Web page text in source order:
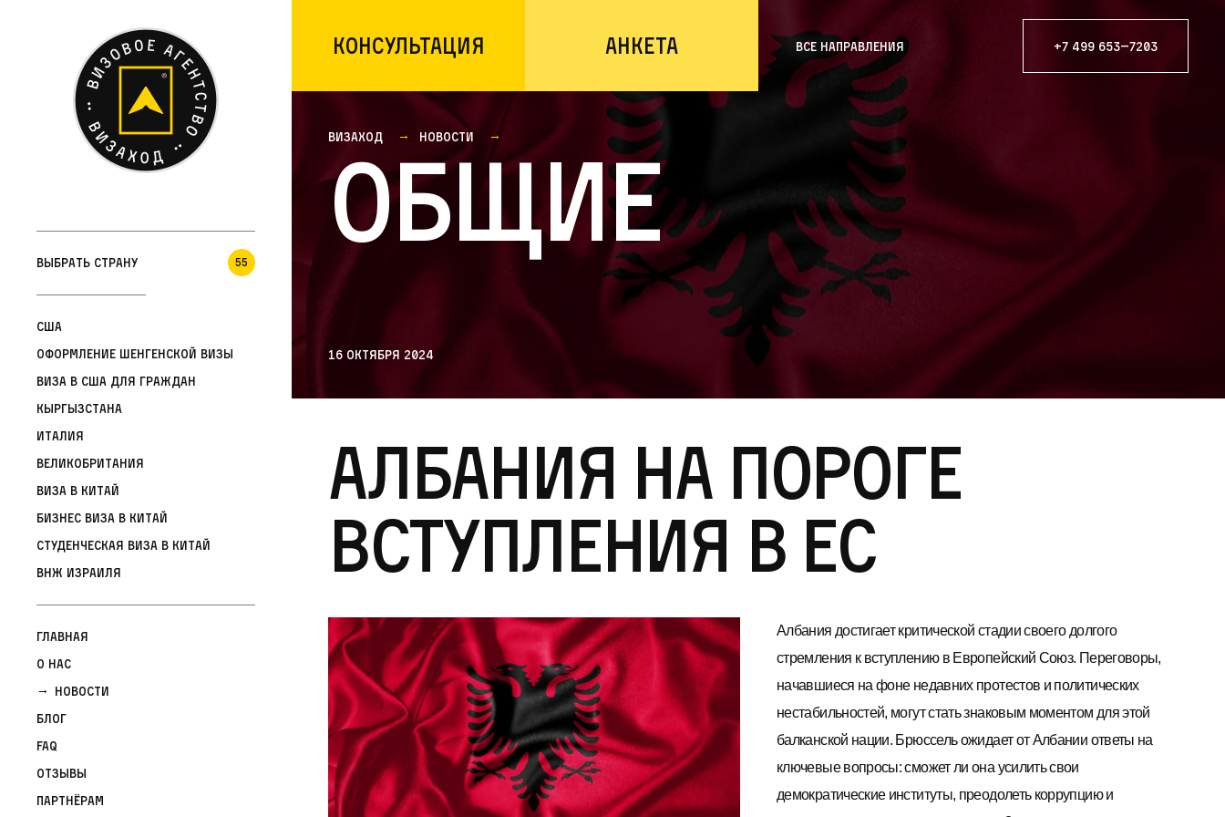
Консультация Анкета Все направления +7 499 653—7203
Выбрать страну 55
США
Оформление шенгенской визы
Виза в США для граждан
Кыргызстана
Италия
Великобритания
Виза в Китай
Бизнес виза в Китай
Студенческая виза в Китай
ВНЖ Израиля
Главная
О нас
Новости
Блог
FAQ
Отзывы
Партнёрам
Визаход Новости
Общие
16 октября 2024
Албания на пороге
вступления в ЕС
Албания достигает критической стадии своего долгого
стремления к вступлению в Европейский Союз. Переговоры,
начавшиеся на фоне недавних протестов и политических
нестабильностей, могут стать знаковым моментом для этой
балканской нации. Брюссель ожидает от Албании ответы на
ключевые вопросы: сможет ли она усилить свои
демократические институты, преодолеть коррупцию и